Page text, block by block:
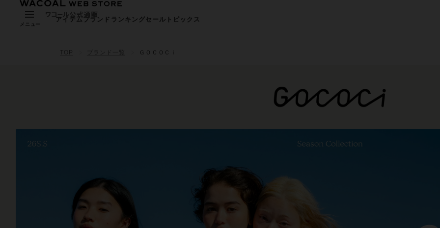
メニュー
アイテム ブランド ランキングセール トピックス
TOP ブランド一覧 ＧＯＣＯＣｉ